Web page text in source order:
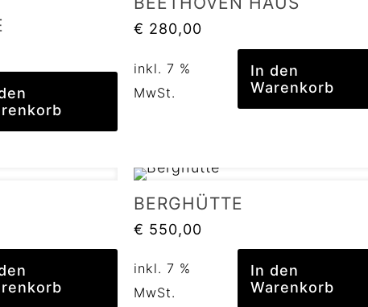
€ 280,00
inkl. 7 %
MwSt.
In den
Warenkorb
BERGHÜTTE
€ 550,00
inkl. 7 %
MwSt.
In den
Warenkorb